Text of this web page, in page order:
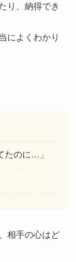
り、納得でき
によくわかり
たのに…」
相手の心はど